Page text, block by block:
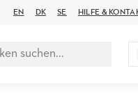
EN DK SE HILFE &